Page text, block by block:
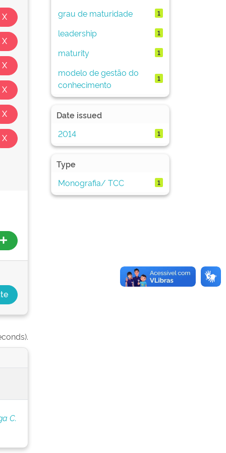
C.
grau de maturidade 1
leadership 1
maturity 1
modelo de gestão do
conhecimento
1
Date issued
2014
1
Type
Monografia/ TCC
1